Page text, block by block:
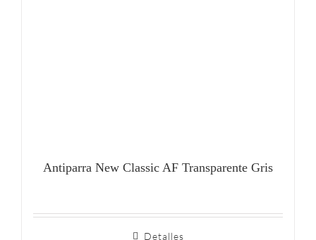
Antiparra New Classic AF Transparente Gris
Detalles